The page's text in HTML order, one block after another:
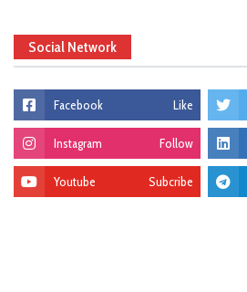
Social Network
Facebook Like
Instagram Follow
Youtube Subcribe